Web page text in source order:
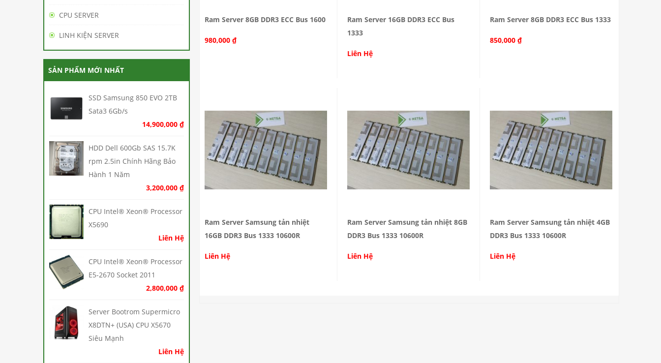
CPU SERVER
LINH KIỆN SERVER
SẢN PHẨM MỚI NHẤT
SSD Samsung 850 EVO 2TB
Sata3 6Gb/s
14,900,000 ₫
HDD Dell 600Gb SAS 15.7K
rpm 2.5in Chính Hãng Bảo
Hành 1 Năm
3,200,000 ₫
CPU Intel® Xeon® Processor
X5690
Liên Hệ
CPU Intel® Xeon® Processor
E5-2670 Socket 2011
2,800,000 ₫
Server Bootrom Supermicro
X8DTN+ (USA) CPU X5670
Siêu Mạnh
Liên Hệ
Ram Server 8GB DDR3 ECC Bus 1600
980,000 ₫
Ram Server 16GB DDR3 ECC Bus
1333
Liên Hệ
Ram Server 8GB DDR3 ECC Bus 1333
850,000 ₫
Ram Server Samsung tản nhiệt
16GB DDR3 Bus 1333 10600R
Liên Hệ
Ram Server Samsung tản nhiệt 8GB
DDR3 Bus 1333 10600R
Liên Hệ
Ram Server Samsung tản nhiệt 4GB
DDR3 Bus 1333 10600R
Liên Hệ